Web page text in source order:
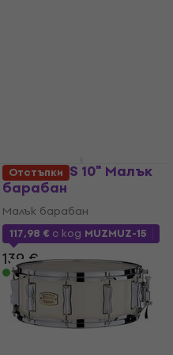
Meinl MPJS 10" Малък
барабан
Малък барабан
117,98 € с код MUZMUZ-15
139 €
В наличност
Отстъпки